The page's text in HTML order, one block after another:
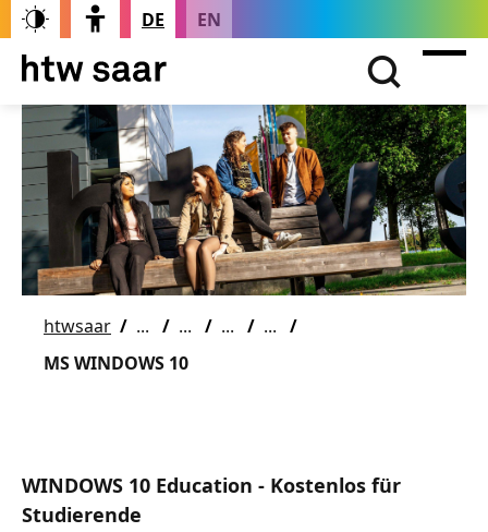
DE EN
htwsaar
MS WINDOWS 10
WINDOWS 10 Education - Kostenlos für
Studierende